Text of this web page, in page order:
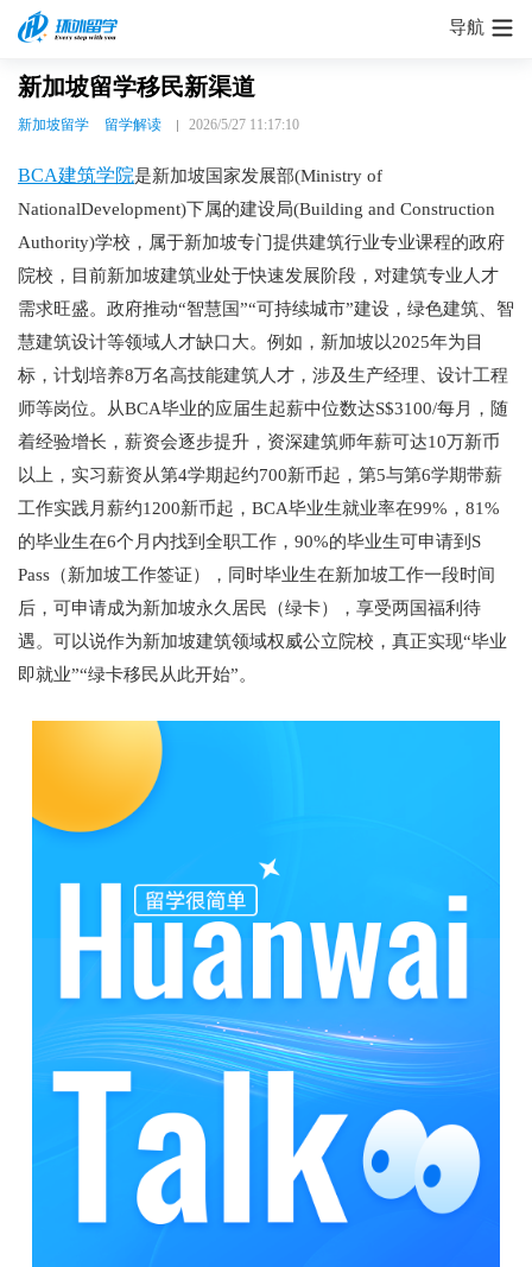
导航
新加坡留学移民新渠道
新加坡留学 留学解读 2026/5/27 11:17:10
BCA建筑学院是新加坡国家发展部(Ministry of
NationalDevelopment)下属的建设局(Building and Construction
Authority)学校，属于新加坡专门提供建筑行业专业课程的政府
院校，目前新加坡建筑业处于快速发展阶段，对建筑专业人才
需求旺盛。政府推动“智慧国”“可持续城市”建设，绿色建筑、智
慧建筑设计等领域人才缺口大。例如，新加坡以2025年为目
标，计划培养8万名高技能建筑人才，涉及生产经理、设计工程
师等岗位。从BCA毕业的应届生起薪中位数达S$3100/每月，随
着经验增长，薪资会逐步提升，资深建筑师年薪可达10万新币
以上，实习薪资从第4学期起约700新币起，第5与第6学期带薪
工作实践月薪约1200新币起，BCA毕业生就业率在99%，81%
的毕业生在6个月内找到全职工作，90%的毕业生可申请到S
Pass（新加坡工作签证），同时毕业生在新加坡工作一段时间
后，可申请成为新加坡永久居民（绿卡），享受两国福利待
遇。可以说作为新加坡建筑领域权威公立院校，真正实现“毕业
即就业”“绿卡移民从此开始”。